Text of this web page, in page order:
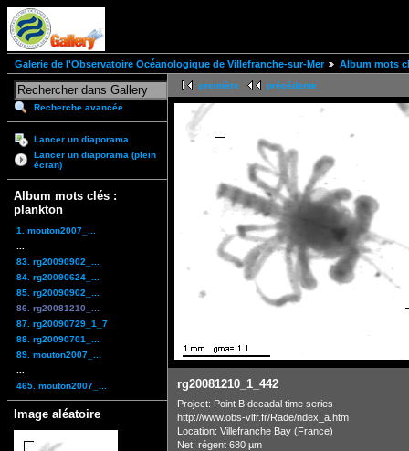
Galerie de l'Observatoire Océanologique de Villefranche-sur-Mer Album mots
Recherche avancée
Lancer un diaporama
Lancer un diaporama (plein
écran)
Album mots clés :
plankton
1. mouton2007_...
83. rg20090902_...
84. rg20090624_...
85. rg20090902_...
86. rg20081210_...
87. rg20090729_1_7
88. rg20090701_...
89. mouton2007_...
465. mouton2007_...
Image aléatoire
première précédente
rg20081210_1_442
Project: Point B decadal time series
http://www.obs-vlfr.fr/Rade/ndex_a.htm
Location: Villefranche Bay (France)
Net: régent 680 µm